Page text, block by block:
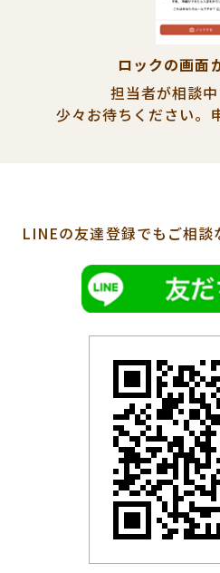
ロックの画面
担当者が相談中
少々お待ちください。
LINEの友達登録でも ご相談